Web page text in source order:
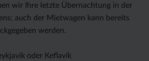
wir Ihre letzte Übernachtung in der
auch der Mietwagen kann bereits
werden.
oder Keflavík